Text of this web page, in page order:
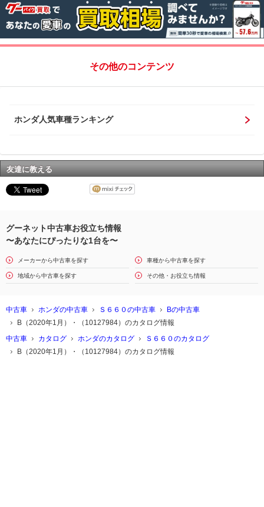
その他のコンテンツ
ホンダ人気車種ランキング
友達に教える
グーネット中古車お役立ち情報
〜あなたにぴったりな1台を〜
メーカーから中古車を探す 車種から中古車を探す
地域から中古車を探す その他・お役立ち情報
中古車 ホンダの中古車 Ｓ６６０の中古車
Bの中古車
B（2020年1月）・（10127984）のカタログ情報
中古車
カタログ ホンダのカタログ
Ｓ６６０のカタログ
B（2020年1月）・（10127984）のカタログ情報